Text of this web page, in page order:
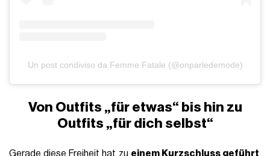
Un post condiviso da Femme Fatale (@onparledemode)
Von Outfits „für etwas“ bis hin zu
Outfits „für dich selbst“
Gerade diese Freiheit hat zu einem Kurzschluss geführt.